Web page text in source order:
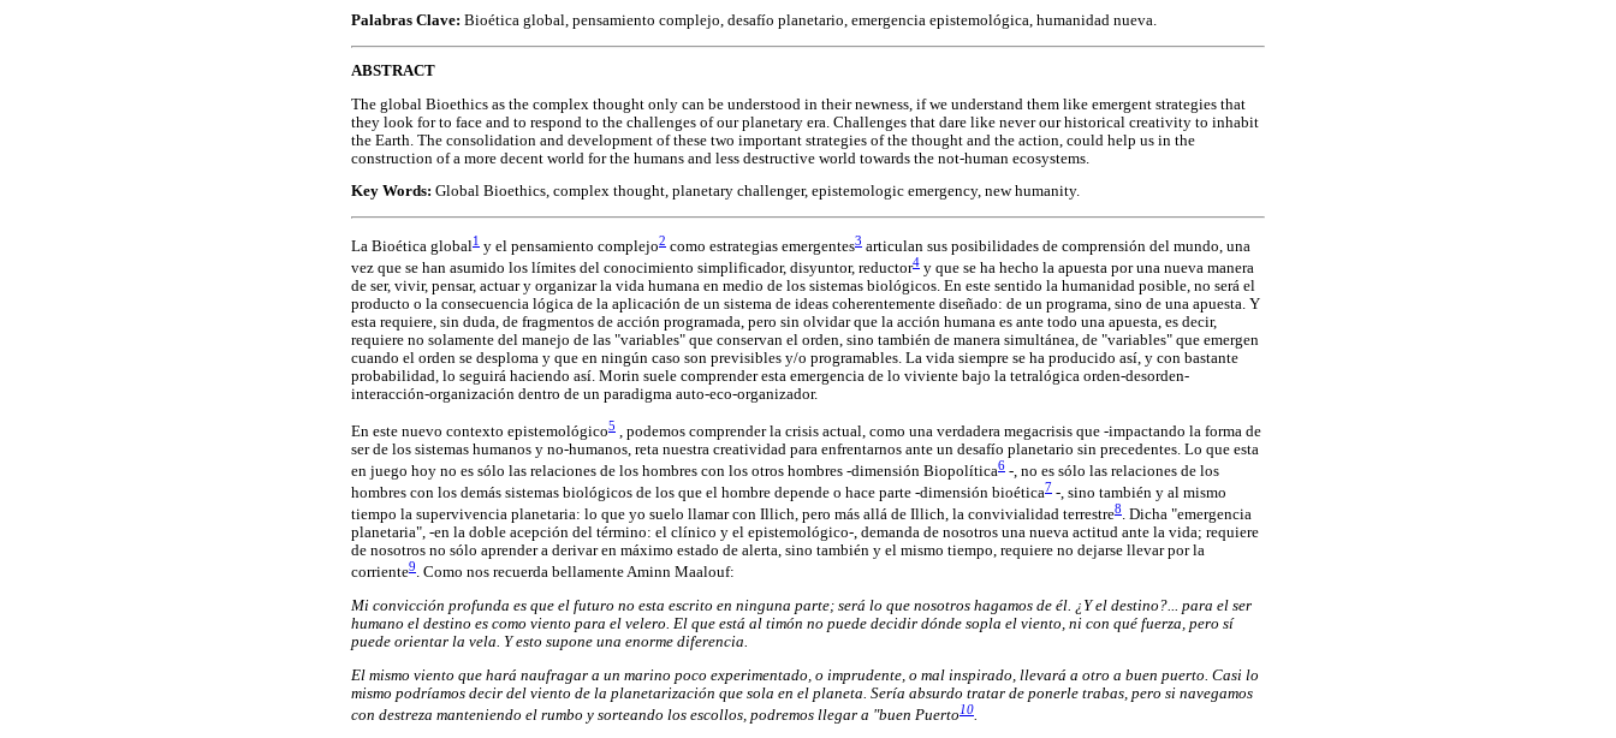
Palabras Clave: Bioética global, pensamiento complejo, desafío planetario, emergencia epistemológica, humanidad nueva.
ABSTRACT
The global Bioethics as the complex thought only can be understood in their newness, if we understand them like emergent strategies that
they look for to face and to respond to the challenges of our planetary era. Challenges that dare like never our historical creativity to inhabit
the Earth. The consolidation and development of these two important strategies of the thought and the action, could help us in the
construction of a more decent world for the humans and less destructive world towards the not-human ecosystems.
Key Words: Global Bioethics, complex thought, planetary challenger, epistemologic emergency, new humanity.
La Bioética global1 y el pensamiento complejo2 como estrategias emergentes3 articulan sus posibilidades de comprensión del mundo, una
vez que se han asumido los límites del conocimiento simplificador, disyuntor, reductor4 y que se ha hecho la apuesta por una nueva manera
de ser, vivir, pensar, actuar y organizar la vida humana en medio de los sistemas biológicos. En este sentido la humanidad posible, no será el
producto o la consecuencia lógica de la aplicación de un sistema de ideas coherentemente diseñado: de un programa, sino de una apuesta. Y
esta requiere, sin duda, de fragmentos de acción programada, pero sin olvidar que la acción humana es ante todo una apuesta, es decir,
requiere no solamente del manejo de las "variables" que conservan el orden, sino también de manera simultánea, de "variables" que emergen
cuando el orden se desploma y que en ningún caso son previsibles y/o programables. La vida siempre se ha producido así, y con bastante
probabilidad, lo seguirá haciendo así. Morin suele comprender esta emergencia de lo viviente bajo la tetralógica orden-desorden-
interacción-organización dentro de un paradigma auto-eco-organizador.
En este nuevo contexto epistemológico5 , podemos comprender la crisis actual, como una verdadera megacrisis que -impactando la forma de
ser de los sistemas humanos y no-humanos, reta nuestra creatividad para enfrentarnos ante un desafío planetario sin precedentes. Lo que esta
en juego hoy no es sólo las relaciones de los hombres con los otros hombres -dimensión Biopolítica6 -, no es sólo las relaciones de los
hombres con los demás sistemas biológicos de los que el hombre depende o hace parte -dimensión bioética7 -, sino también y al mismo
tiempo la supervivencia planetaria: lo que yo suelo llamar con Illich, pero más allá de Illich, la convivialidad terrestre8. Dicha "emergencia
planetaria", -en la doble acepción del término: el clínico y el epistemológico-, demanda de nosotros una nueva actitud ante la vida; requiere
de nosotros no sólo aprender a derivar en máximo estado de alerta, sino también y el mismo tiempo, requiere no dejarse llevar por la
corriente9. Como nos recuerda bellamente Aminn Maalouf:
Mi convicción profunda es que el futuro no esta escrito en ninguna parte; será lo que nosotros hagamos de él. ¿Y el destino?... para el ser
humano el destino es como viento para el velero. El que está al timón no puede decidir dónde sopla el viento, ni con qué fuerza, pero sí
puede orientar la vela. Y esto supone una enorme diferencia.
El mismo viento que hará naufragar a un marino poco experimentado, o imprudente, o mal inspirado, llevará a otro a buen puerto. Casi lo
mismo podríamos decir del viento de la planetarización que sola en el planeta. Sería absurdo tratar de ponerle trabas, pero si navegamos
con destreza manteniendo el rumbo y sorteando los escollos, podremos llegar a "buen Puerto10.